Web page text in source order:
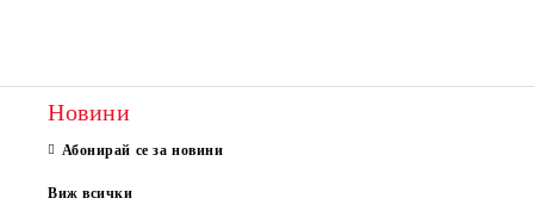
Новини
Абонирай се за новини
Виж всички